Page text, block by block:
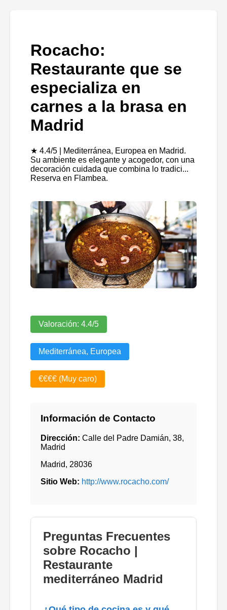
Rocacho:
Restaurante que se
especializa en
carnes a la brasa en
Madrid
★ 4.4/5 | Mediterránea, Europea en Madrid.
Su ambiente es elegante y acogedor, con una
decoración cuidada que combina lo tradici...
Reserva en Flambea.
Valoración: 4.4/5
Mediterránea, Europea
€€€€ (Muy caro)
Información de Contacto
Dirección: Calle del Padre Damián, 38,
Madrid
Madrid, 28036
Sitio Web: http://www.rocacho.com/
Preguntas Frecuentes
sobre Rocacho |
Restaurante
mediterráneo Madrid